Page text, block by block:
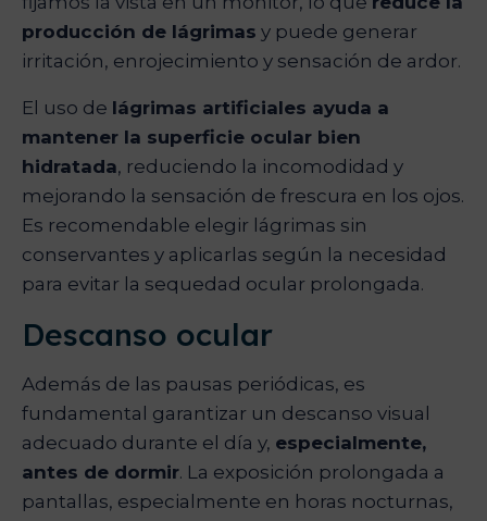
producción de lágrimas y puede generar
irritación, enrojecimiento y sensación de ardor.
El uso de lágrimas artificiales ayuda a
mantener la superficie ocular bien
hidratada, reduciendo la incomodidad y
mejorando la sensación de frescura en los ojos.
Es recomendable elegir lágrimas sin
conservantes y aplicarlas según la necesidad
para evitar la sequedad ocular prolongada.
Descanso ocular
Además de las pausas periódicas, es
fundamental garantizar un descanso visual
adecuado durante el día y, especialmente,
antes de dormir. La exposición prolongada a
pantallas, especialmente en horas nocturnas,